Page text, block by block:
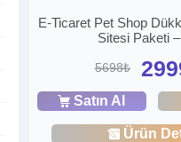
E-Ticaret Pet Shop
Sitesi Paketi
5698₺
Satın Al
Ürün